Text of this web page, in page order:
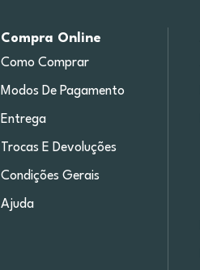
Compra Online
Como Comprar
Modos De Pagamento
Entrega
Trocas E Devoluções
Condições Gerais
Ajuda